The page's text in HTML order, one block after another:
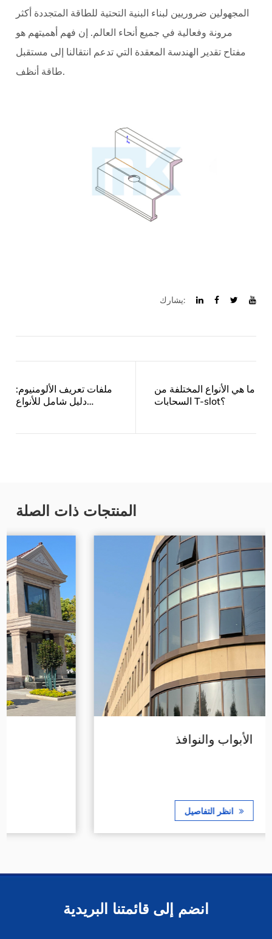
المجهولين ضروريين لبناء البنية التحتية للطاقة المتجددة أكثر
مرونة وفعالية في جميع أنحاء العالم. إن فهم أهميتهم هو
مفتاح تقدير الهندسة المعقدة التي تدعم انتقالنا إلى مستقبل
طاقة أنظف.
يشارك:
ملفات تعريف الألومنيوم:
دليل شامل للأنواع
ما هي الأنواع المختلفة من
السحابات T-slot؟
المنتجات ذات الصلة
الأبواب والنوافذ
انضم إلى قائمتنا البريدية